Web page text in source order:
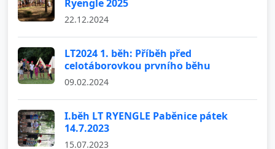
Ryengle 2025
22.12.2024
LT2024 1. běh: Příběh před
celotáborovkou prvního běhu
09.02.2024
I.běh LT RYENGLE Paběnice pátek
14.7.2023
15.07.2023